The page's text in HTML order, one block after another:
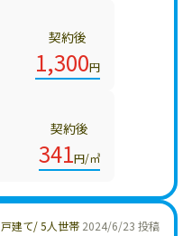
契約後
1,300円
契約後
341円/㎥
2024/6/23 投稿
戸建て/ 5人世帯